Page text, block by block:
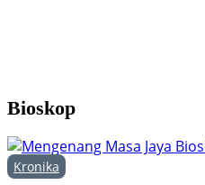
Bioskop
Kronika